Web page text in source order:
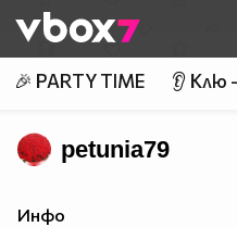
👾
🎉 PARTY TIME 👂 Клю
petunia79
Инфо